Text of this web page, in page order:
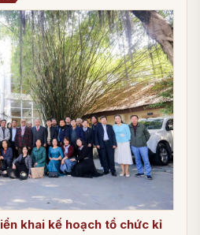
khai kế hoạch tổ chức kỉ